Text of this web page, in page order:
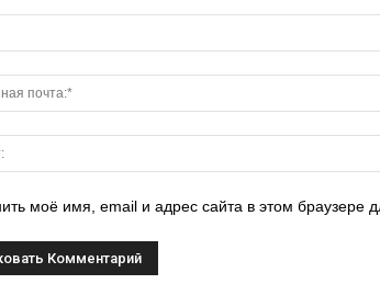
моё имя, email и адрес сайта в этом браузере